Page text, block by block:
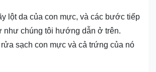
lột da của con mực, và các bước tiếp
như chúng tôi hướng dẫn ở trên.
sạch con mực và cả trứng của nó